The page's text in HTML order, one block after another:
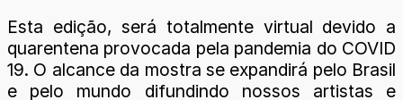
Esta edição, será totalmente virtual devido a
quarentena provocada pela pandemia do COVID
19. O alcance da mostra se expandirá pelo Brasil
e pelo mundo difundindo nossos artistas e